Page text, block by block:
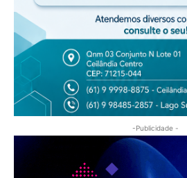
-Publicidade -